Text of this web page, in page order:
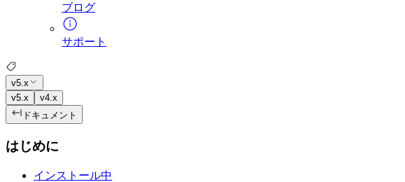
ブログ
サポート
v5.x
v5.x
v4.x
ドキュメント
はじめに
インストール中